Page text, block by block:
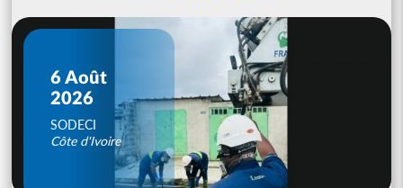
6 Août
2026
SODECI
Côte d'Ivoire